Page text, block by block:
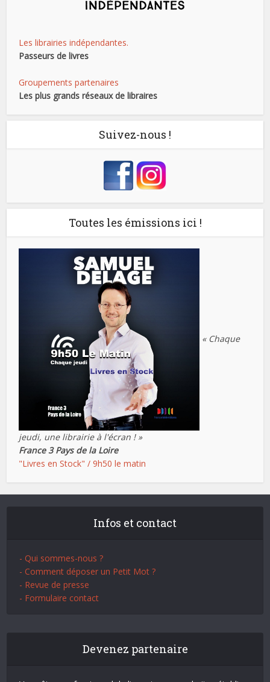
Les librairies indépendantes.
Passeurs de livres
Groupements partenaires
Les plus grands réseaux de libraires
Suivez-nous !
Toutes les émissions ici !
« Chaque
jeudi, une librairie à l'écran ! »
France 3 Pays de la Loire
"Livres en Stock" / 9h50 le matin
Infos et contact
- Qui sommes-nous ?
- Comment déposer un Petit Mot ?
- Revue de presse
- Formulaire contact
Devenez partenaire